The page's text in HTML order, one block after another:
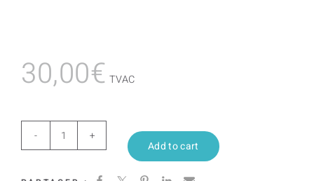
30,00€ TVAC
Ley
Add to cart